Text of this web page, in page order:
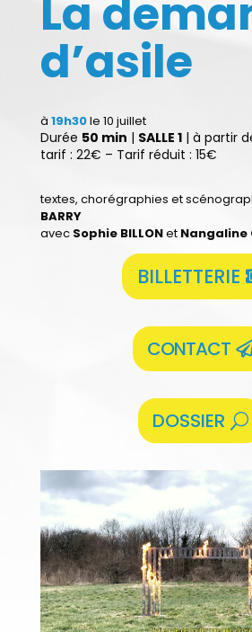
La
d’asile
à 19h30le 10 juillet
Durée 50 min | SALLE 1| à partir
tarif : 22€ – Tarif réduit : 15€
textes, chorégraphies et
BARRY
avec Sophie BILLONet Nangaline
BILLETTERIE
CONTACT
DOSSIER